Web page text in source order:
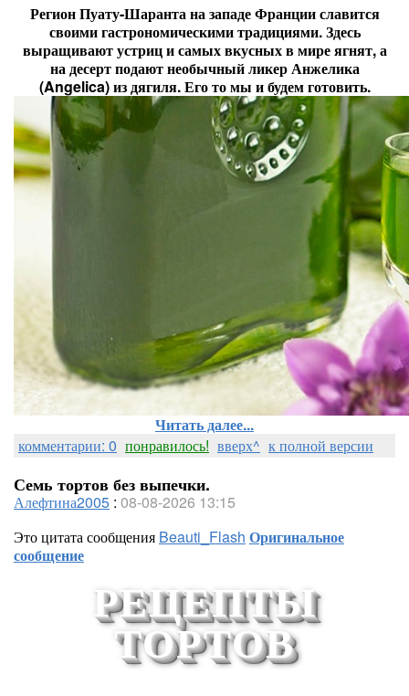
Регион Пуату-Шаранта на западе Франции славится
своими гастрономическими традициями. Здесь
выращивают устриц и самых вкусных в мире ягнят, а
на десерт подают необычный ликер Анжелика
(Angelica) из дягиля. Его то мы и будем готовить.
Читать далее...
комментарии: 0 понравилось! вверх^ к полной версии
Семь тортов без выпечки.
Алефтина2005 : 08-08-2026 13:15
Это цитата сообщения Beauti_Flash Оригинальное
сообщение
РЕЦЕПТЫ
ТОРТОВ